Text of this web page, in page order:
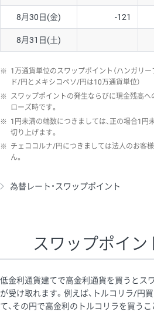
8月30日(金) -121
8月31日(土)
※ 1万通貨単位のスワップポイント（ハンガリ
ド/円とメキシコペソ/円は10万通貨単位）
※ スワップポイントの発生ならびに現金残高
ローズ時です。
※ 1円未満の端数につきましては、正の場合1円
切り上げます。
※ チェココルナ/円につきましては法人のお客
ん。
為替レート・スワップポイント
スワップポイン
低金利通貨建てで高金利通貨を買うとス
が受け取れます。例えば、トルコリラ/円
て、その円で高金利のトルコリラを買うこ